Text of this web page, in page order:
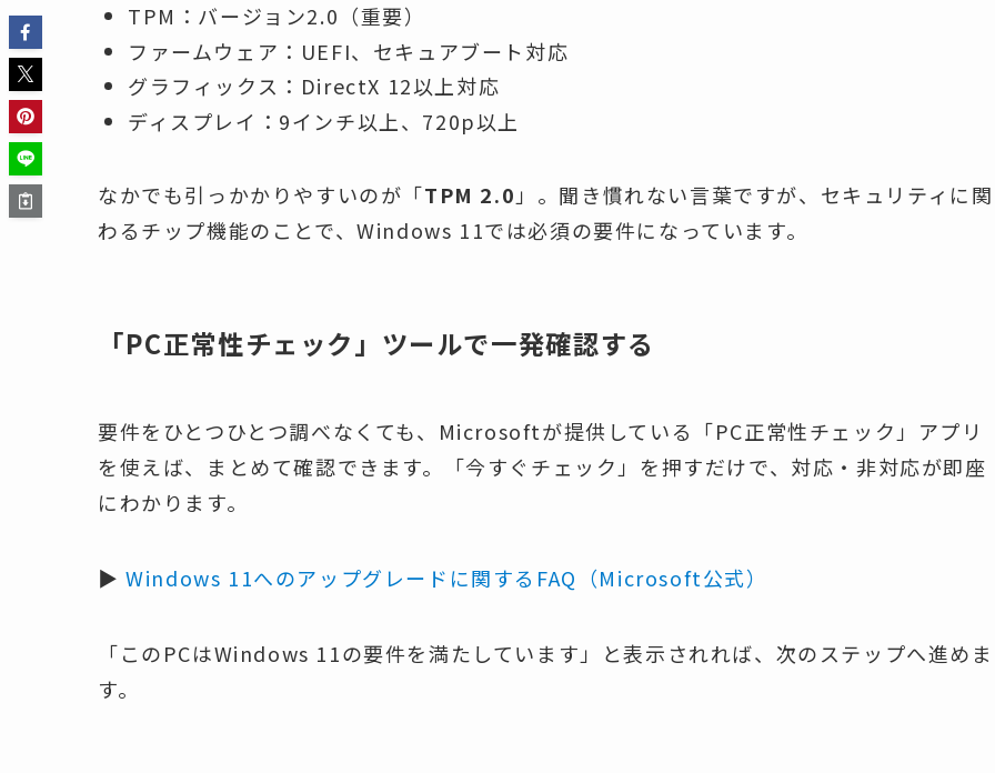
TPM：バージョン2.0（重要）
ファームウェア：UEFI、セキュアブート対応
グラフィックス：DirectX 12以上対応
ディスプレイ：9インチ以上、720p以上
なかでも引っかかりやすいのが「TPM 2.0 」。聞き慣れない言葉ですが、セキュリティに関
わるチップ機能のことで、Windows 11では必須の要件になっています。
「PC正常性チェック」ツールで一発確認する
要件をひとつひとつ調べなくても、Microsoftが提供している「PC正常性チェック」アプリ
を使えば、まとめて確認できます。「今すぐチェック」を押すだけで、対応・非対応が即座
にわかります。
▶Windows 11へのアップグレードに関するFAQ（Microsoft公式）
「このPCはWindows 11の要件を満たしています」と表示されれば、次のステップへ進めま
す。